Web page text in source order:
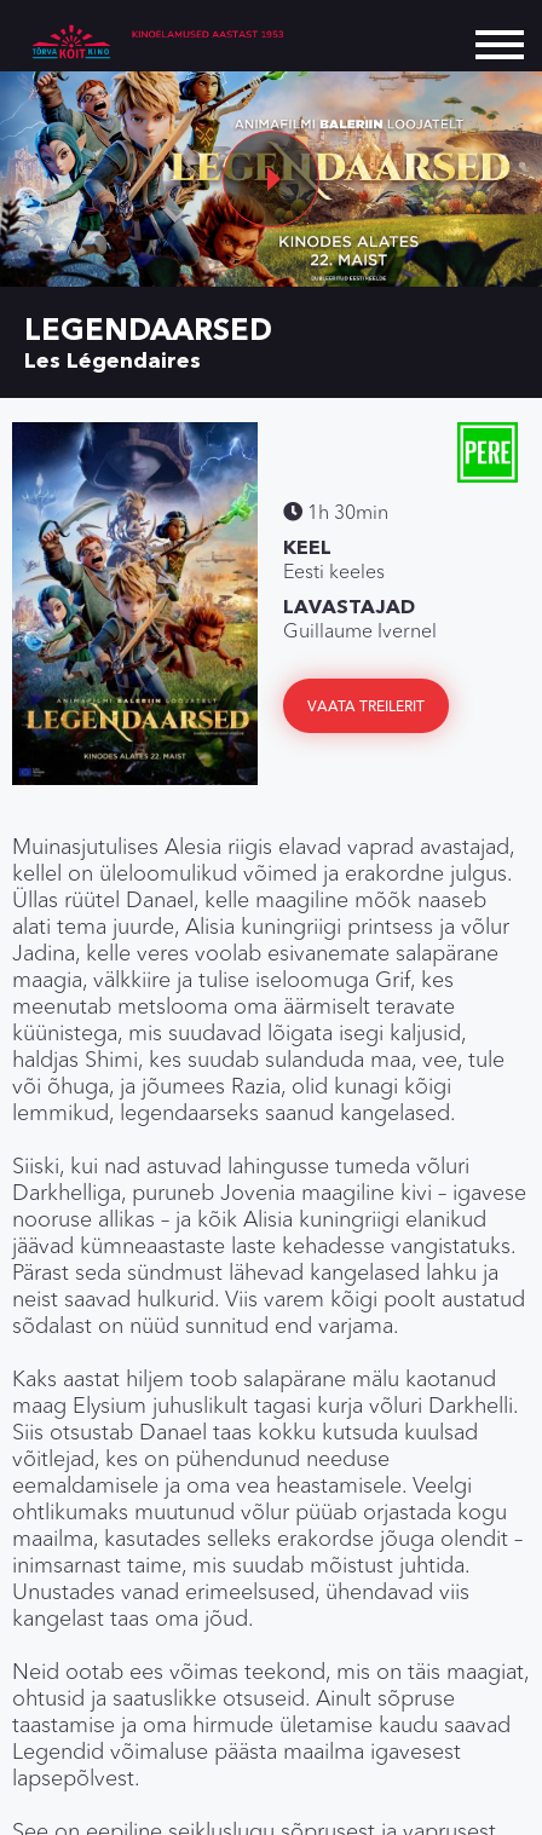
LEGENDAARSED
Les Légendaires
1h 30min
KEEL
Eesti keeles
LAVASTAJAD
Guillaume Ivernel
VAATA TREILERIT
Muinasjutulises Alesia riigis elavad vaprad avastajad,
kellel on üleloomulikud võimed ja erakordne julgus.
Üllas rüütel Danael, kelle maagiline mõõk naaseb
alati tema juurde, Alisia kuningriigi printsess ja võlur
Jadina, kelle veres voolab esivanemate salapärane
maagia, välkkiire ja tulise iseloomuga Grif, kes
meenutab metslooma oma äärmiselt teravate
küünistega, mis suudavad lõigata isegi kaljusid,
haldjas Shimi, kes suudab sulanduda maa, vee, tule
või õhuga, ja jõumees Razia, olid kunagi kõigi
lemmikud, legendaarseks saanud kangelased.
Siiski, kui nad astuvad lahingusse tumeda võluri
Darkhelliga, puruneb Jovenia maagiline kivi – igavese
nooruse allikas – ja kõik Alisia kuningriigi elanikud
jäävad kümneaastaste laste kehadesse vangistatuks.
Pärast seda sündmust lähevad kangelased lahku ja
neist saavad hulkurid. Viis varem kõigi poolt austatud
sõdalast on nüüd sunnitud end varjama.
Kaks aastat hiljem toob salapärane mälu kaotanud
maag Elysium juhuslikult tagasi kurja võluri Darkhelli.
Siis otsustab Danael taas kokku kutsuda kuulsad
võitlejad, kes on pühendunud needuse
eemaldamisele ja oma vea heastamisele. Veelgi
ohtlikumaks muutunud võlur püüab orjastada kogu
maailma, kasutades selleks erakordse jõuga olendit –
inimsarnast taime, mis suudab mõistust juhtida.
Unustades vanad erimeelsused, ühendavad viis
kangelast taas oma jõud.
Neid ootab ees võimas teekond, mis on täis maagiat,
ohtusid ja saatuslikke otsuseid. Ainult sõpruse
taastamise ja oma hirmude ületamise kaudu saavad
Legendid võimaluse päästa maailma igavesest
lapsepõlvest.